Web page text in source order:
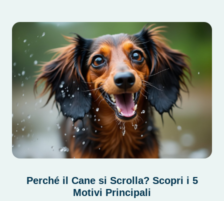
Perché il Cane si Scrolla? Scopri i 5
Motivi Principali